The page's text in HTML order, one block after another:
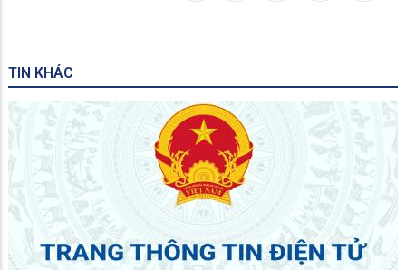
TIN KHÁC